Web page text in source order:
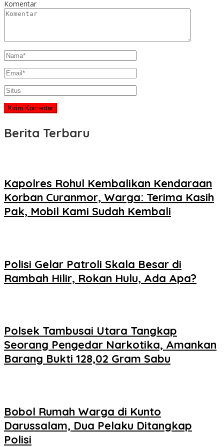
Komentar
Berita Terbaru
Kapolres Rohul Kembalikan Kendaraan
Korban Curanmor, Warga: Terima Kasih
Pak, Mobil Kami Sudah Kembali
Polisi Gelar Patroli Skala Besar di
Rambah Hilir, Rokan Hulu, Ada Apa?
Polsek Tambusai Utara Tangkap
Seorang Pengedar Narkotika, Amankan
Barang Bukti 128,02 Gram Sabu
Bobol Rumah Warga di Kunto
Darussalam, Dua Pelaku Ditangkap
Polisi